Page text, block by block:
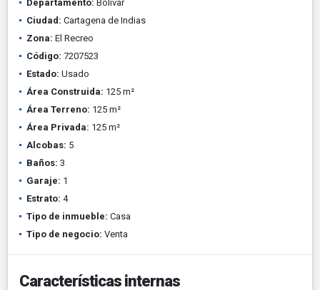
Departamento: Bolívar
Ciudad: Cartagena de Indias
Zona: El Recreo
Código: 7207523
Estado: Usado
Área Construida: 125 m²
Área Terreno: 125 m²
Área Privada: 125 m²
Alcobas: 5
Baños: 3
Garaje: 1
Estrato: 4
Tipo de inmueble: Casa
Tipo de negocio: Venta
Características internas